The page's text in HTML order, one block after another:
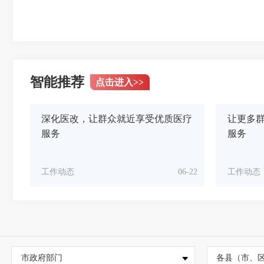
智能推荐 点击进入>>
深化医改，让群众就近享受优质医疗
服务
06-22
工作动态
让更多
服务
工作动态
市政府部门 各县（市、